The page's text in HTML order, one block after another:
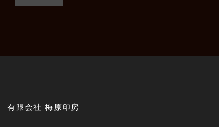
有限会社 梅原印房